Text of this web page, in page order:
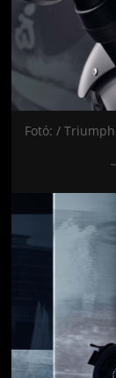
Fotó: / Triumph